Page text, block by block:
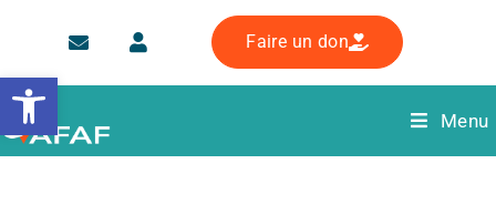
Ouvrir la barre d’outils
Faire un don
Menu